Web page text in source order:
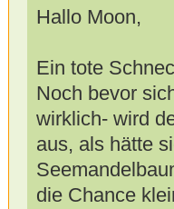
Hallo Moon,
Ein tote
Noch bevor
wirklich- wird
aus, als hätte
die Chance